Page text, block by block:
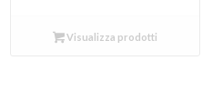
prezzo:
Visualizza prodotti